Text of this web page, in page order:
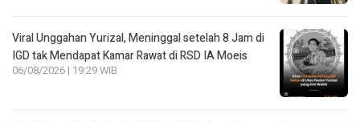
Viral Unggahan Yurizal, Meninggal setelah 8 Jam di
IGD tak Mendapat Kamar Rawat di RSD IA Moeis
06/08/2026 | 19:29 WIB